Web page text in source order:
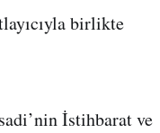
birlikte
İstihbarat ve